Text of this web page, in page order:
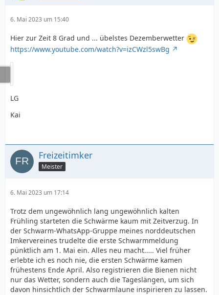
6. Mai 2023 um 15:40
Hier zur Zeit 8 Grad und ... übelstes Dezemberwetter
https://www.youtube.com/watch?v=izCWzl5swBg
LG
Kai
Freizeitimker
Meister
6. Mai 2023 um 17:14
Trotz dem ungewöhnlich lang ungewöhnlich kalten
Frühling starteten die Schwärme kaum mit Zeitverzug. In
der Schwarm-WhatsApp-Gruppe meines norddeutschen
Imkervereines trudelte die erste Schwarmmeldung
pünktlich am 1. Mai ein. Alles neu macht..... Viel früher
erlebte ich es noch nie, die ersten Schwärme kamen
frühestens Ende April. Also registrieren die Bienen nicht
nur das Wetter, sondern auch die Tageslängen, um sich
davon hinsichtlich der Schwarmlaune inspirieren zu lassen.